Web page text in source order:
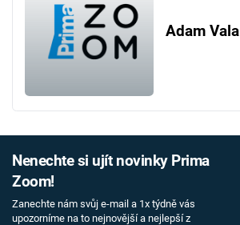
Adam Vala
Nenechte si ujít novinky Prima
Zoom!
Zanechte nám svůj e-mail a 1x týdně vás
upozorníme na to nejnovější a nejlepší z